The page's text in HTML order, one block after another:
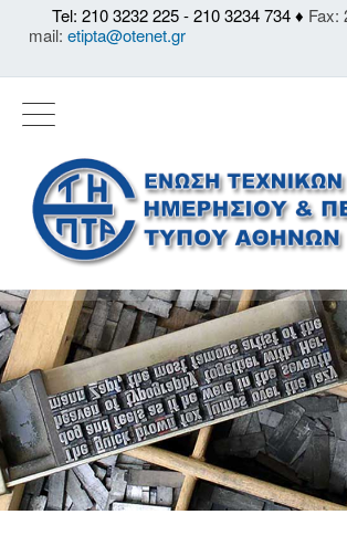
Tel: 210 3232 225 - 210 3234 734 ♦ Fax:
mail: etipta@otenet.gr